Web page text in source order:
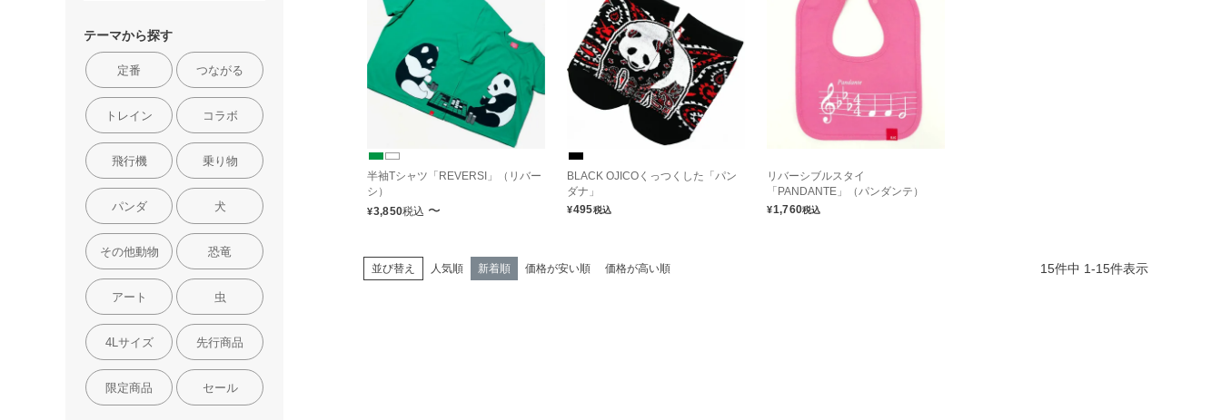
テーマから探す
定番 つながる
トレイン コラボ
飛行機 乗り物
パンダ 犬
その他動物 恐竜
アート 虫
4Lサイズ 先行商品
限定商品 セール
半袖Tシャツ「REVERSI」（リバー
シ）
¥3,850税込 〜
BLACK OJICOくっつくした「パン
ダナ」
¥495税込
リバーシブルスタイ
「PANDANTE」（パンダンテ）
¥1,760税込
並び替え 人気順 新着順 価格が安い順 価格が高い順 15件中 1-15件表示